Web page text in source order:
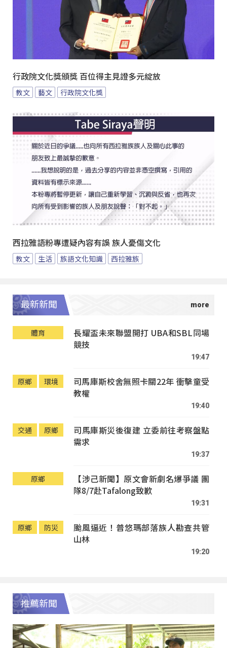
行政院文化獎頒獎 百位得主見證多元綻放
教文 藝文 行政院文化獎
西拉雅語粉專遭疑內容有誤 族人憂傷文化
教文 生活 族語文化知識 西拉雅族
最新新聞
體育
長耀盃未來聯盟開打 UBA和SBL同場
競技
19:47
原鄉 環境
司馬庫斯校舍無照卡關22年 衝擊童受
教權
19:40
交通 原鄉
司馬庫斯災後復建 立委前往考察盤點
需求
19:37
原鄉
【涉己新聞】原文會新劇名爆爭議 團
隊8/7赴Tafalong致歉
19:31
原鄉 防災
颱風逼近！普悠瑪部落族人勘查共管
山林
19:20
推薦新聞